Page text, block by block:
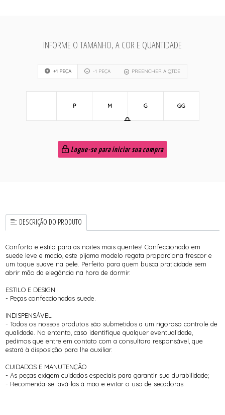
INFORME O TAMANHO, A COR E QUANTIDADE
+1 PEÇA -1 PEÇA PREENCHER A QTDE
P M G GG
Logue-se para iniciar sua compra
DESCRIÇÃO DO PRODUTO
Conforto e estilo para as noites mais quentes! Confeccionado em
suede leve e macio, este pijama modelo regata proporciona frescor e
um toque suave na pele. Perfeito para quem busca praticidade sem
abrir mão da elegância na hora de dormir.
ESTILO E DESIGN
- Peças confeccionadas suede.
INDISPENSÁVEL
- Todos os nossos produtos são submetidos a um rigoroso controle de
qualidade. No entanto, caso identifique qualquer eventualidade,
pedimos que entre em contato com a consultora responsável, que
estará à disposição para lhe auxiliar.
CUIDADOS E MANUTENÇÃO
- As peças exigem cuidados especiais para garantir sua durabilidade;
- Recomenda-se lavá-las à mão e evitar o uso de secadoras.